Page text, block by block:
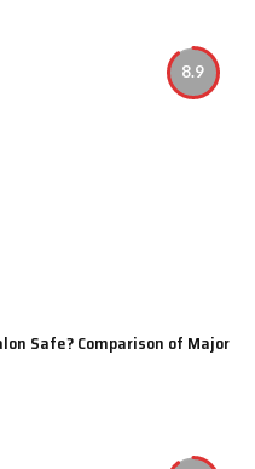
8.9
Safe? Comparison of Major